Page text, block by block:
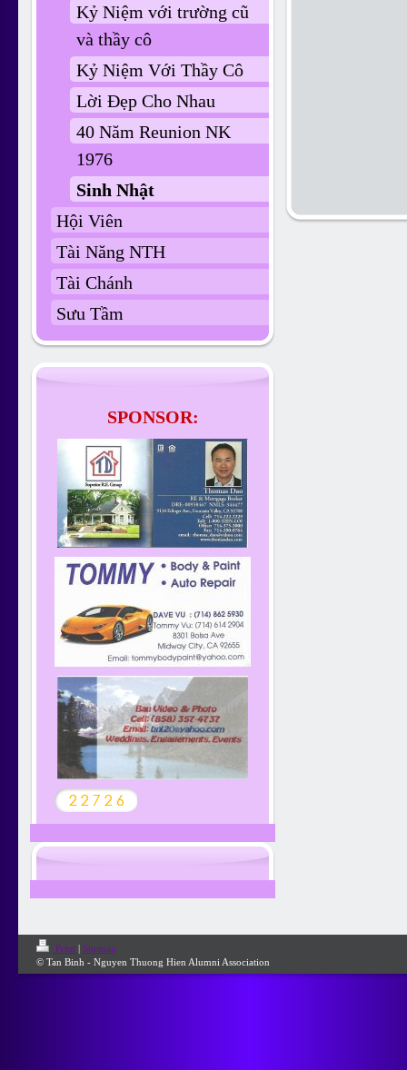
Kỷ Niệm với trường cũ
và thầy cô
Kỷ Niệm Với Thầy Cô
Lời Đẹp Cho Nhau
40 Năm Reunion NK
1976
Sinh Nhật
Hội Viên
Tài Năng NTH
Tài Chánh
Sưu Tầm
SPONSOR:
Print | Sitemap
© Tan Binh - Nguyen Thuong Hien Alumni Association